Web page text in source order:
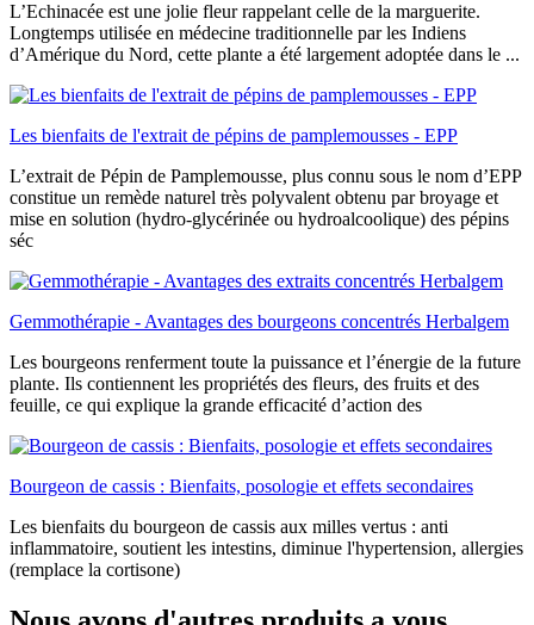
L’Echinacée est une jolie fleur rappelant celle de la marguerite.
Longtemps utilisée en médecine traditionnelle par les Indiens
d’Amérique du Nord, cette plante a été largement adoptée dans le ...
Les bienfaits de l'extrait de pépins de pamplemousses - EPP
L’extrait de Pépin de Pamplemousse, plus connu sous le nom d’EPP
constitue un remède naturel très polyvalent obtenu par broyage et
mise en solution (hydro-glycérinée ou hydroalcoolique) des pépins
séc
Gemmothérapie - Avantages des bourgeons concentrés Herbalgem
Les bourgeons renferment toute la puissance et l’énergie de la future
plante. Ils contiennent les propriétés des fleurs, des fruits et des
feuille, ce qui explique la grande efficacité d’action des
Bourgeon de cassis : Bienfaits, posologie et effets secondaires
Les bienfaits du bourgeon de cassis aux milles vertus : anti
inflammatoire, soutient les intestins, diminue l'hypertension, allergies
(remplace la cortisone)